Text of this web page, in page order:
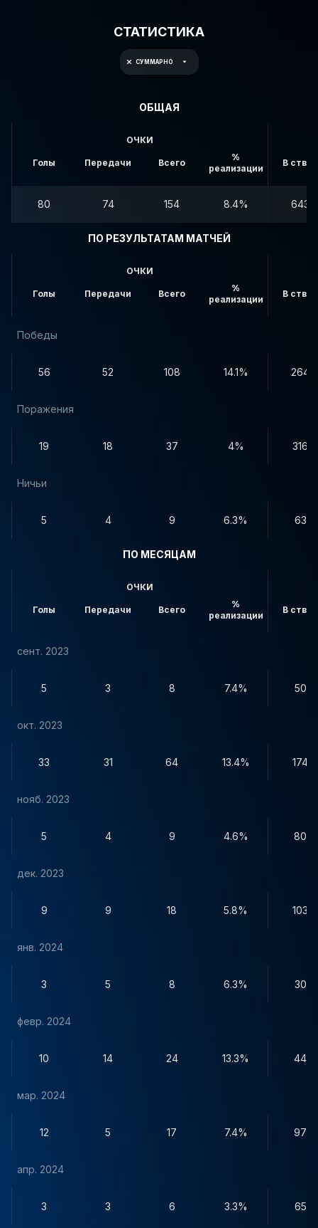
СТАТИСТИКА
СУММАРНО
ОБЩАЯ
ОЧКИ
Голы Передачи Всего
%
реализации
В створ
80 74 154 8.4% 643
ПО РЕЗУЛЬТАТАМ МАТЧЕЙ
ОЧКИ
Голы Передачи Всего
%
реализации
В створ
Победы
56 52 108 14.1% 264
Поражения
19 18 37 4% 316
Ничьи
5 4 9 6.3% 63
ПО МЕСЯЦАМ
ОЧКИ
Голы Передачи Всего
%
реализации
В створ
сент. 2023
5 3 8 7.4% 50
окт. 2023
33 31 64 13.4% 174
нояб. 2023
5 4 9 4.6% 80
дек. 2023
9 9 18 5.8% 103
янв. 2024
3 5 8 6.3% 30
февр. 2024
10 14 24 13.3% 44
мар. 2024
12 5 17 7.4% 97
апр. 2024
3 3 6 3.3% 65